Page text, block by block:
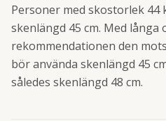
Personer med skostorlek 44
skenlängd 45 cm. Med
rekommendationen den
bör använda skenlängd 45
således skenlängd 48 cm.